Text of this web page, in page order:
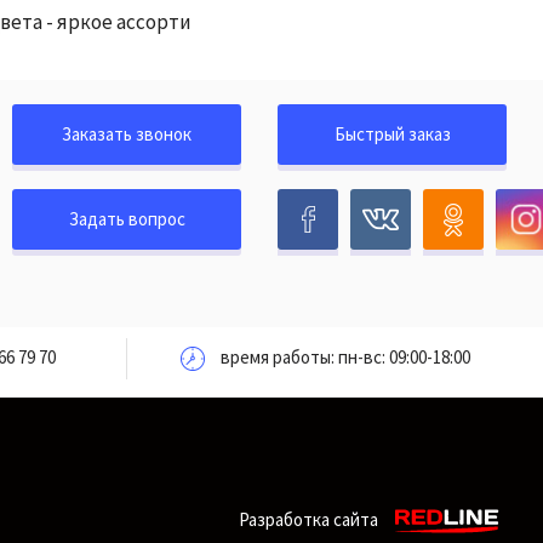
- яркое ассорти
Заказать звонок
Задать вопрос
Быстрый заказ
79 70 время работы: пн-вс: 09:00-18:00
Разработка сайта